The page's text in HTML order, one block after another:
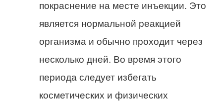
покраснение на месте инъекции. Это
является нормальной реакцией
организма и обычно проходит через
несколько дней. Во время этого
периода следует избегать
косметических и физических